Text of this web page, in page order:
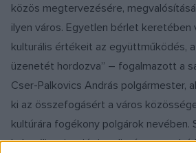
közös megtervezésére,
ilyen város. Egyetlen bérlet keretében
kulturális értékeit az együttműködés,
üzenetét hordozva” – fogalmazott a
Cser-Palkovics András polgármester,
ki az összefogásért a város
kultúrára fogékony polgárok nevében.
kulturális missziót is teljesít, mert a